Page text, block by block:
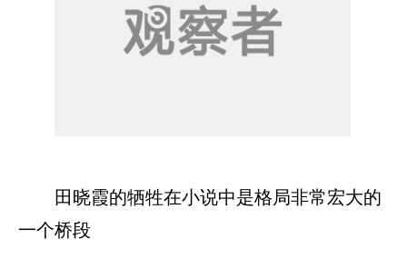
田晓霞的牺牲在小说中是格局非常宏大的
一个桥段